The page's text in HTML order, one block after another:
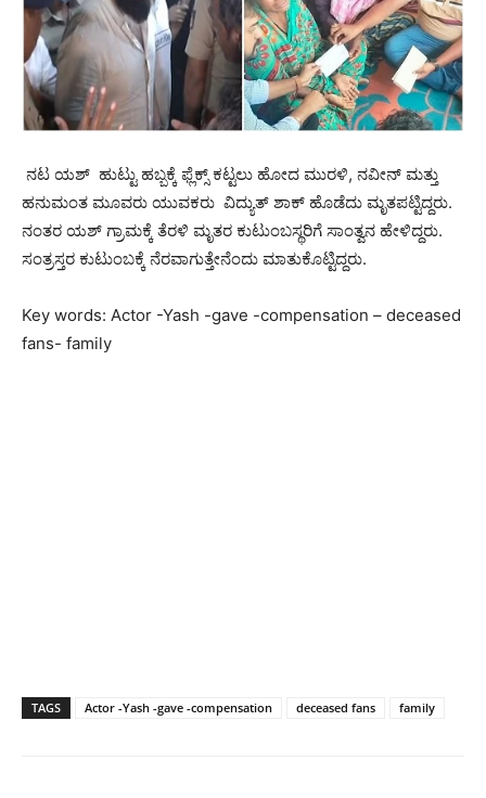
​ ನಟ ಯಶ್ ಹುಟ್ಟು ಹಬ್ಬಕ್ಕೆ ಫ್ಲೆಕ್ಸ್ ಕಟ್ಟಲು ಹೋದ ಮುರಳಿ, ನವೀನ್​ ಮತ್ತು
ಹನುಮಂತ ಮೂವರು ಯುವಕರು ವಿದ್ಯುತ್ ಶಾಕ್ ಹೊಡೆದು ಮೃತಪಟ್ಟಿದ್ದರು.
ನಂತರ ಯಶ್ ಗ್ರಾಮಕ್ಕೆ ತೆರಳಿ ಮೃತರ ಕುಟುಂಬಸ್ಥರಿಗೆ ಸಾಂತ್ವನ ಹೇಳಿದ್ದರು.
ಸಂತ್ರಸ್ತರ ಕುಟುಂಬಕ್ಕೆ ನೆರವಾಗುತ್ತೇನೆಂದು ಮಾತುಕೊಟ್ಟಿದ್ದರು.
Key words: Actor -Yash -gave -compensation – deceased
fans- family
TAGS Actor -Yash -gave -compensation deceased fans family